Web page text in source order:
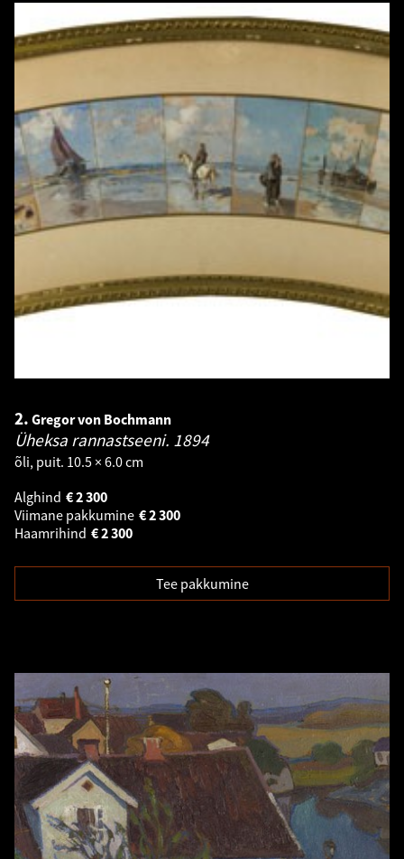
2. Gregor von Bochmann
Üheksa rannastseeni. 1894
õli, puit. 10.5 × 6.0 cm
Alghind
2 300
€
Viimane pakkumine
2 300
€
Haamrihind
2 300
€
Tee pakkumine